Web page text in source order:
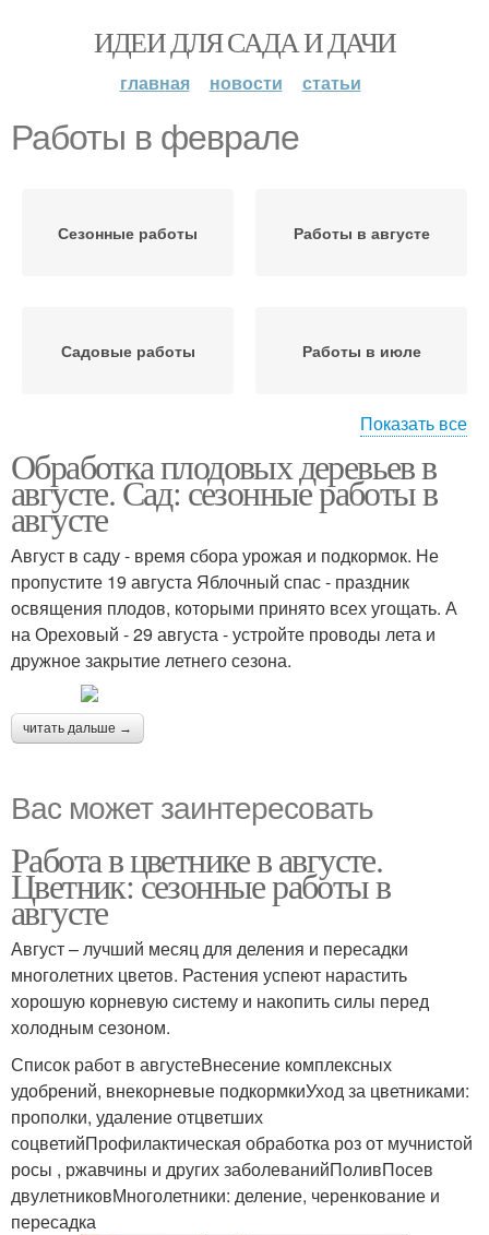
ИДЕИ ДЛЯ САДА И ДАЧИ
главная новости статьи
Работы в феврале
Сезонные работы Работы в августе
Садовые работы Работы в июле
Сад в феврале
работы
Показать все
Обработка плодовых деревьев в
августе. Сад: сезонные работы в
августе
Август в саду - время сбора урожая и подкормок. Не
пропустите 19 августа Яблочный спас - праздник
освящения плодов, которыми принято всех угощать. А
на Ореховый - 29 августа - устройте проводы лета и
дружное закрытие летнего сезона.
читать дальше →
Вас может заинтересовать
Работа в цветнике в августе.
Цветник: сезонные работы в
августе
Август – лучший месяц для деления и пересадки
многолетних цветов. Растения успеют нарастить
хорошую корневую систему и накопить силы перед
холодным сезоном.
Список работ в августеВнесение комплексных
удобрений, внекорневые подкормкиУход за цветниками:
прополки, удаление отцветших
соцветийПрофилактическая обработка роз от мучнистой
росы , ржавчины и других заболеванийПоливПосев
двулетниковМноголетники: деление, черенкование и
пересадка